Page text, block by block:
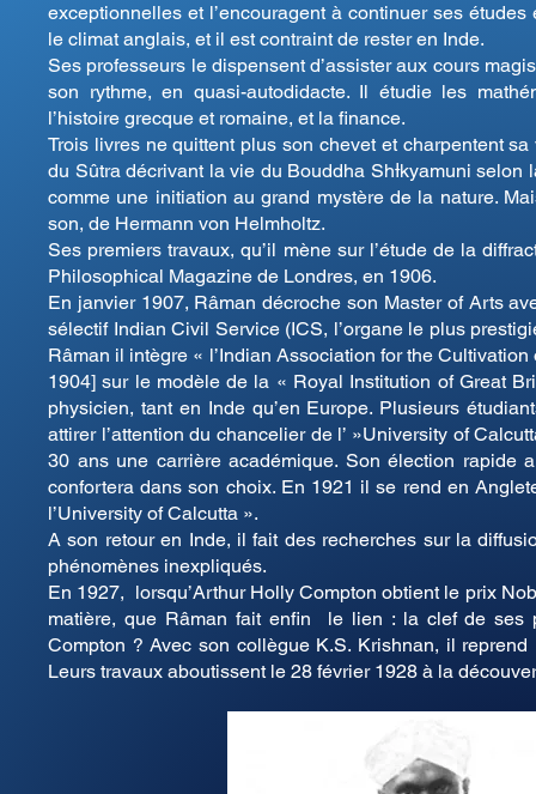
exceptionnelles et l’encouragent à continuer ses
le climat anglais, et il est contraint de rester en Inde.
Ses professeurs le dispensent d’assister aux cours
son rythme, en quasi-autodidacte. Il étudie les
l’histoire grecque et romaine, et la finance.
Trois livres ne quittent plus son chevet et charpentent
du Sûtra décrivant la vie du Bouddha ShƗkyamuni selon
comme une initiation au grand mystère de la nature.
son, de Hermann von Helmholtz.
Ses premiers travaux, qu’il mène sur l’étude de la
Philosophical Magazine de Londres, en 1906.
En janvier 1907, Râman décroche son Master of Arts
sélectif Indian Civil Service (ICS, l’organe le plus
Râman il intègre « l’Indian Association for the
1904] sur le modèle de la « Royal Institution of Great
physicien, tant en Inde qu’en Europe. Plusieurs
attirer l’attention du chancelier de l’ »University of
30 ans une carrière académique. Son élection
confortera dans son choix. En 1921 il se rend en
l’University of Calcutta ».
A son retour en Inde, il fait des recherches sur la
phénomènes inexpliqués.
En 1927, lorsqu’Arthur Holly Compton obtient le prix
matière, que Râman fait enfin le lien : la clef de ses
Compton ? Avec son collègue K.S. Krishnan, il
Leurs travaux aboutissent le 28 février 1928 à la